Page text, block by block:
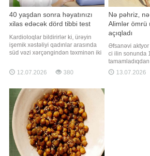
40 yaşdan sonra həyatınızı
xilas edəcək dörd tibbi test
Kardioloqlar bildirirlər ki, ürəyin
işemik xəstəliyi qadınlar arasında
süd vəzi xərçəngindən təxminən iki
mediaya istinadən xəbər verir ki,
buna baxmayaraq, bir çox qadın ilk
görməzlikdən gəlir, ya da onları adi
yorğunluqla əlaqələndirir
12.07.2026 380
Nə pəhriz,
Alimlər ömrü
açıqladı
Əfsanəvi
ci ilin sonunda
sirlərindən
13.07.2026